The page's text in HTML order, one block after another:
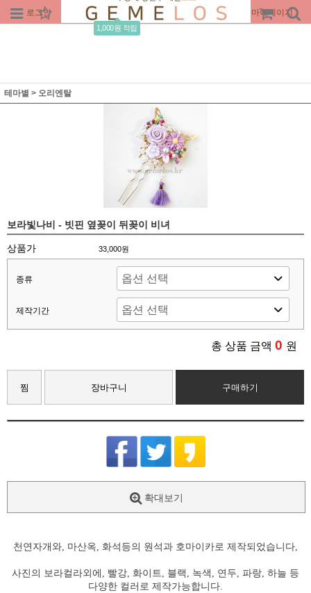
로그인 회원가입
1,000원 적립
주문조회 마이페이지
테마별 > 오리엔탈
보라빛나비 - 빗핀 옆꽂이 뒤꽂이 비녀
상품가 33,000원
종류
제작기간
총 상품 금액 0 원
찜 장바구니 구매하기
확대보기
천연자개와, 마산옥, 화석등의 원석과 호마이카로 제작되었습니다,
사진의 보라컬라외에, 빨강, 화이트, 블랙, 녹색, 연두, 파랑, 하늘 등
다양한 컬러로 제작가능합니다.